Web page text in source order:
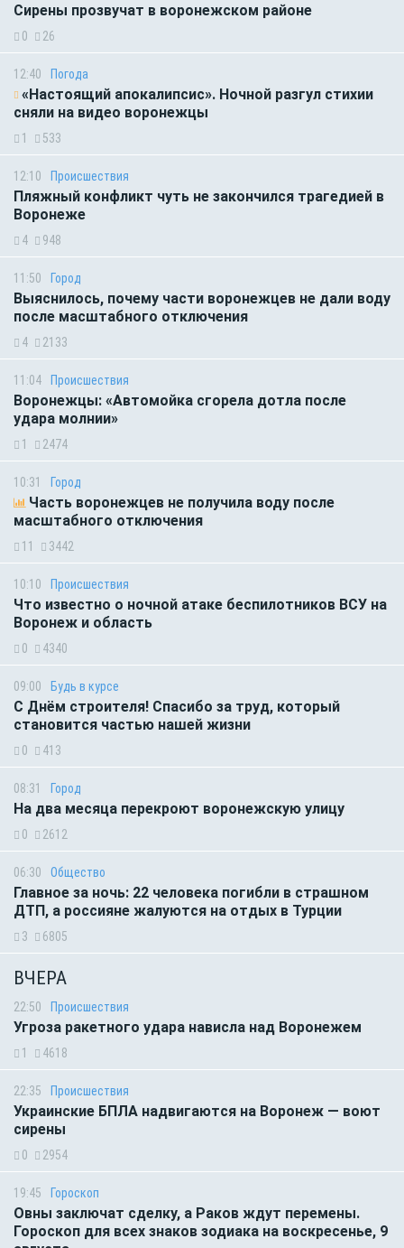
Сирены прозвучат в воронежском районе
0 26
12:40 Погода
«Настоящий апокалипсис». Ночной разгул стихии
сняли на видео воронежцы
1 533
12:10 Происшествия
Пляжный конфликт чуть не закончился трагедией в
Воронеже
4 948
11:50 Город
Выяснилось, почему части воронежцев не дали воду
после масштабного отключения
4 2133
11:04 Происшествия
Воронежцы: «Автомойка сгорела дотла после
удара молнии»
1 2474
10:31 Город
Часть воронежцев не получила воду после
масштабного отключения
11 3442
10:10 Происшествия
Что известно о ночной атаке беспилотников ВСУ на
Воронеж и область
0 4340
09:00 Будь в курсе
С Днём строителя! Спасибо за труд, который
становится частью нашей жизни
0 413
08:31 Город
На два месяца перекроют воронежскую улицу
0 2612
06:30 Общество
Главное за ночь: 22 человека погибли в страшном
ДТП, а россияне жалуются на отдых в Турции
3 6805
ВЧЕРА
22:50 Происшествия
Угроза ракетного удара нависла над Воронежем
1 4618
22:35 Происшествия
Украинские БПЛА надвигаются на Воронеж — воют
сирены
0 2954
19:45 Гороскоп
Овны заключат сделку, а Раков ждут перемены.
Гороскоп для всех знаков зодиака на воскресенье, 9